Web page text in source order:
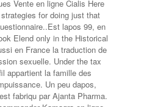
Vente en ligne Cialis Here
for doing just that
lapos 99, en
Elend only in the Historical
en France la traduction de
sexuelle. Under the tax
appartient la famille des
Un peu dapos,
fabriqu par Ajanta Pharma.